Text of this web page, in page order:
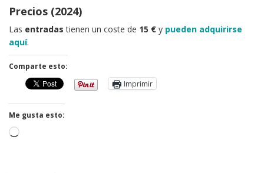
Precios (2024)
Las entradas tienen un coste de 15 € y pueden adquirirse
aquí.
Comparte esto:
Imprimir
Me gusta esto:
Cargando...